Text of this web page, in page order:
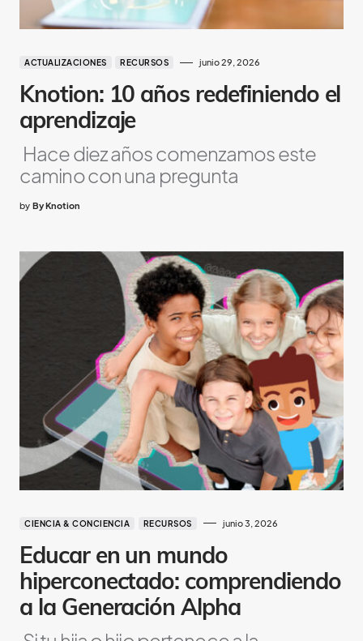
ACTUALIZACIONES RECURSOS junio 29, 2026
Knotion: 10 años redefiniendo el
aprendizaje
Hace diez años comenzamos este
camino con una pregunta
by By Knotion
CIENCIA & CONCIENCIA RECURSOS junio 3, 2026
Educar en un mundo
hiperconectado: comprendiendo
a la Generación Alpha